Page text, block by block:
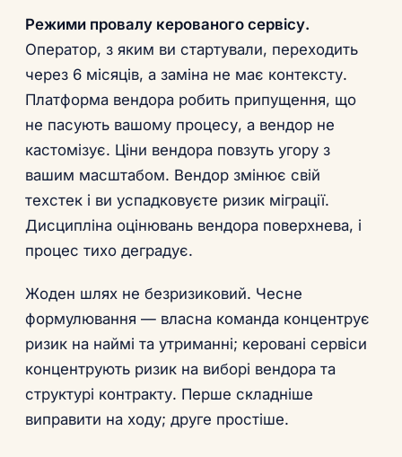
Режими провалу керованого сервісу.
Оператор, з яким ви стартували, переходить
через 6 місяців, а заміна не має контексту.
Платформа вендора робить припущення, що
не пасують вашому процесу, а вендор не
кастомізує. Ціни вендора повзуть угору з
вашим масштабом. Вендор змінює свій
техстек і ви успадковуєте ризик міграції.
Дисципліна оцінювань вендора поверхнева, і
процес тихо деградує.
Жоден шлях не безризиковий. Чесне
формулювання — власна команда концентрує
ризик на наймі та утриманні; керовані сервіси
концентрують ризик на виборі вендора та
структурі контракту. Перше складніше
виправити на ходу; друге простіше.